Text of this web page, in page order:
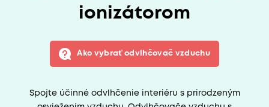
ionizátorom
Ako vybrať odvlhčovač vzduchu
Spojte účinné odvlhčenie interiéru s prirodzeným